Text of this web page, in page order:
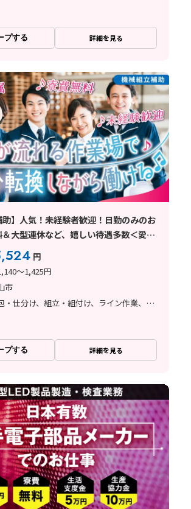
プする 詳細を見る
助】人気！未経験者歓迎！日勤のみのお
大型連休など、嬉しい待遇多数＜愛媛
円
～1,425円
市
検査、梱包・仕分け、組立・組付け、ライン作業、立ち作業
プする 詳細を見る